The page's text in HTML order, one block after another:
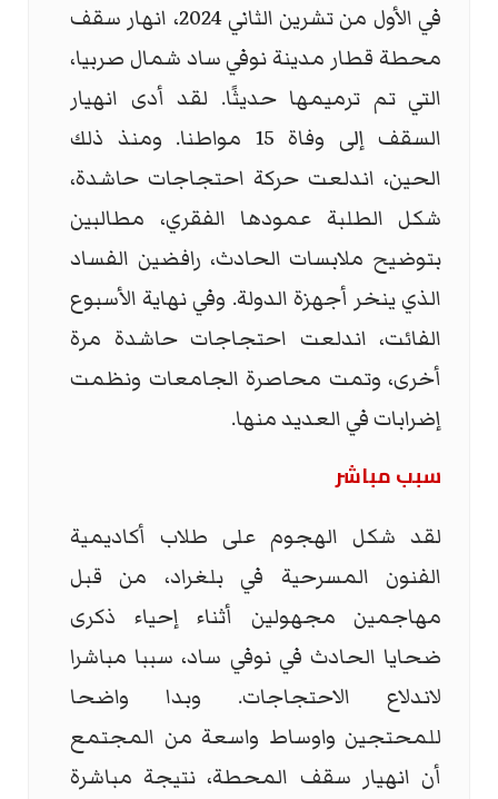
في الأول من تشرين الثاني 2024، انهار سقف
محطة قطار مدينة نوفي ساد شمال صربيا،
التي تم ترميمها حديثًا. لقد أدى انهيار
السقف إلى وفاة 15 مواطنا. ومنذ ذلك
الحين، اندلعت حركة احتجاجات حاشدة،
شكل الطلبة عمودها الفقري، مطالبين
بتوضيح ملابسات الحادث، رافضين الفساد
الذي ينخر أجهزة الدولة. وفي نهاية الأسبوع
الفائت، اندلعت احتجاجات حاشدة مرة
أخرى، وتمت محاصرة الجامعات ونظمت
إضرابات في العديد منها.
سبب مباشر
لقد شكل الهجوم على طلاب أكاديمية
الفنون المسرحية في بلغراد، من قبل
مهاجمين مجهولين أثناء إحياء ذكرى
ضحايا الحادث في نوفي ساد، سببا مباشرا
لاندلاع الاحتجاجات. وبدا واضحا
للمحتجين واوساط واسعة من المجتمع
أن انهيار سقف المحطة، نتيجة مباشرة